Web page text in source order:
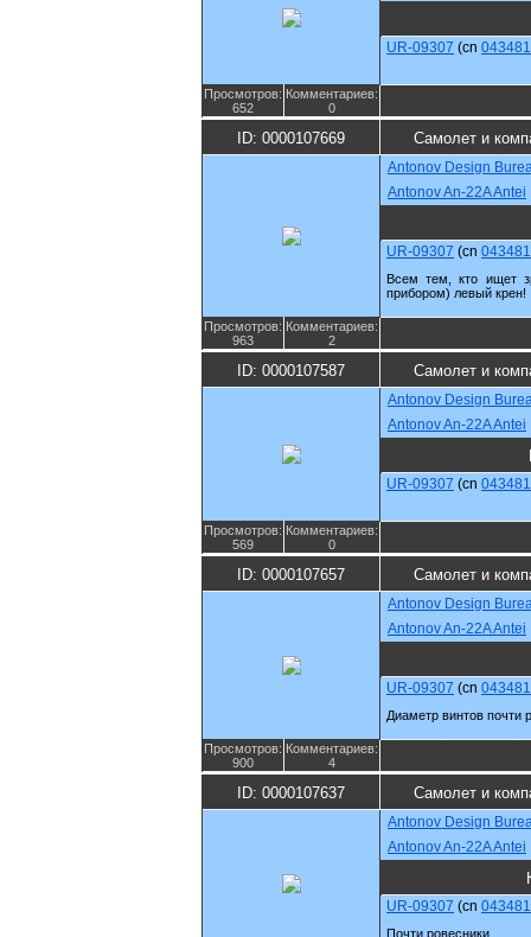
UR-09307 (cn
Просмотров:
652
Комментариев:
0
ID: 0000107669 Самолет и
Antonov Design
Antonov An-22A Antei
UR-09307 (cn
Всем тем, кто ищет
прибором) левый крен!
Просмотров:
963
Комментариев:
2
ID: 0000107587 Самолет и
Antonov Design
Antonov An-22A Antei
UR-09307 (cn
Просмотров:
569
Комментариев:
0
ID: 0000107657 Самолет и
Antonov Design
Antonov An-22A Antei
UR-09307 (cn
Диаметр винтов почти
Просмотров:
900
Комментариев:
4
ID: 0000107637 Самолет и
Antonov Design
Antonov An-22A Antei
UR-09307 (cn
Почти ровесники.